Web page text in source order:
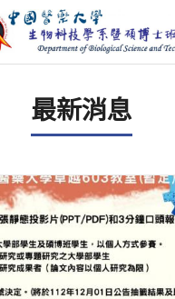
首頁
(系所介紹)
(特色研究)
(學生專區)
Jump to Navigation
Jump to Main content
最新消息